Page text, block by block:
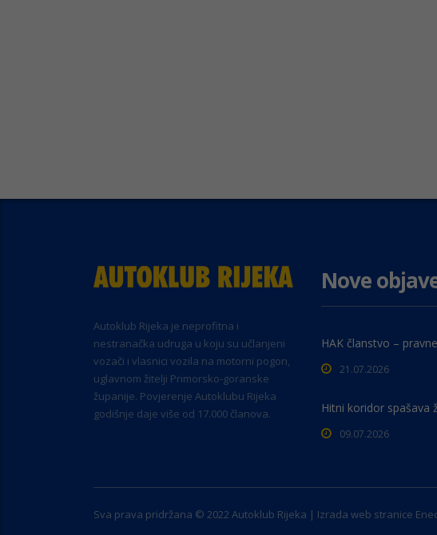
Autoklub Rijeka je neprofitna i
nestranačka udruga u koju su učlanjeni
vozači i vlasnici vozila na motorni pogon,
uglavnom žitelji Primorsko-goranske
županije. Povjerenje Autoklubu Rijeka
godišnje daje više od 17.000 članova.
Nove
HAK članstvo –
21.07.2026
Hitni koridor spašava
09.07.2026
Sva prava pridržana © 2022 Autoklub Rijeka | Izrada web stranice